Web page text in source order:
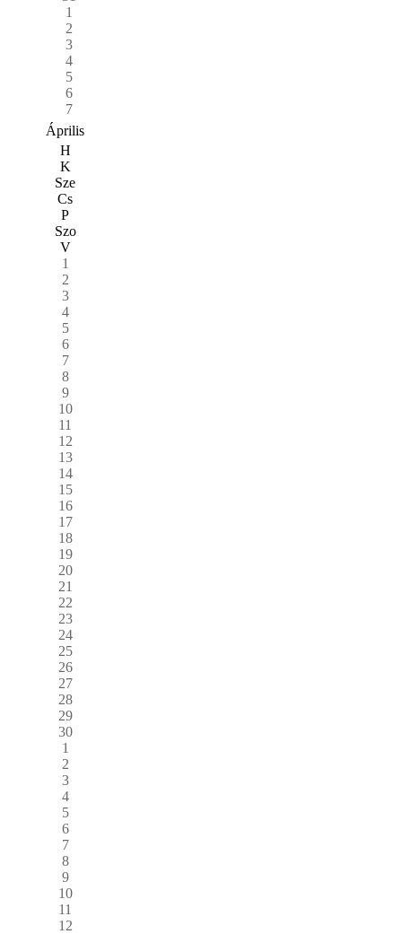
1
2
3
4
5
6
7
Április
H
K
Sze
Cs
P
Szo
V
1
2
3
4
5
6
7
8
9
10
11
12
13
14
15
16
17
18
19
20
21
22
23
24
25
26
27
28
29
30
1
2
3
4
5
6
7
8
9
10
11
12